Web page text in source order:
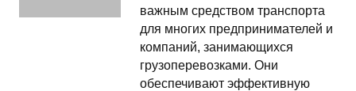
важным средством транспорта
для многих предпринимателей и
компаний, занимающихся
грузоперевозками. Они
обеспечивают эффективную